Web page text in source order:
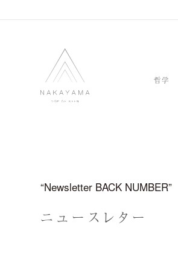
哲学
Newsletter BACK NUMBER
ニュースレター